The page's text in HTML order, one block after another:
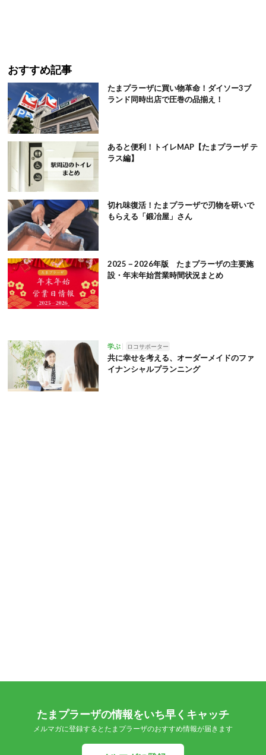
おすすめ記事
たまプラーザに買い物革命！ダイソー3ブ
ランド同時出店で圧巻の品揃え！
あると便利！トイレMAP【たまプラーザ テ
ラス編】
切れ味復活！たまプラーザで刃物を研いで
もらえる「鍛冶屋」さん
2025－2026年版 たまプラーザの主要施
設・年末年始営業時間状況まとめ
学ぶ ロコサポーター
共に幸せを考える、オーダーメイドのファ
イナンシャルプランニング
たまプラーザの情報をいち早くキャッチ
メルマガに登録するとたまプラーザのおすすめ情報が届きます